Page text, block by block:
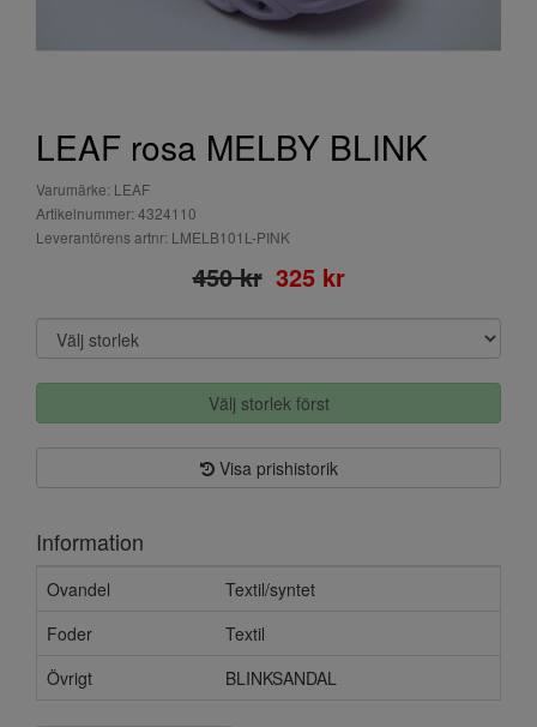
LEAF rosa MELBY BLINK
Varumärke: LEAF
Artikelnummer: 4324110
Leverantörens artnr: LMELB101L-PINK
450 kr 325 kr
Välj storlek först
Visa prishistorik
Information
Ovandel
Textil/syntet
Foder
Textil
Övrigt
BLINKSANDAL